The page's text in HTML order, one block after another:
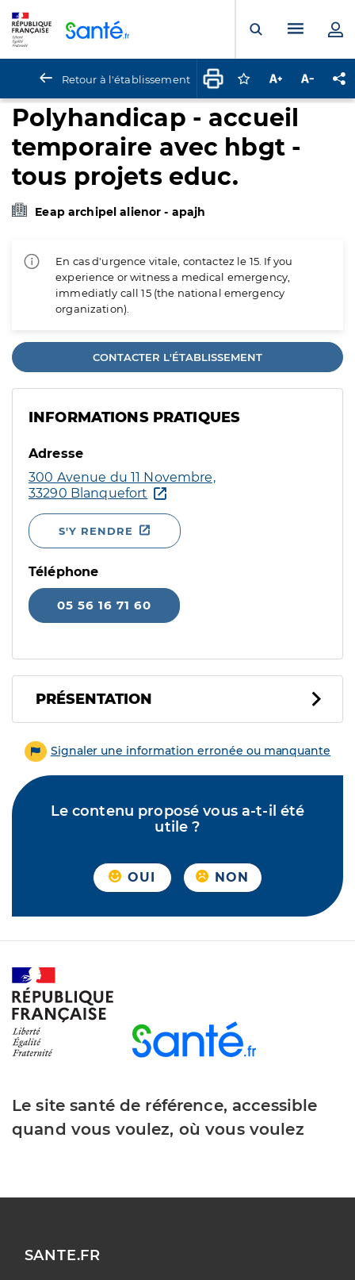
Ouvrir laMenu
Retour à l'établissement Connectez-vous
Augmenter la
Polyhandicap - accueil
temporaire avec hbgt -
tous projets educ.
Eeap archipel alienor - apajh
En cas d'urgence vitale, contactez le 15. If you
experience or witness a medical emergency,
immediatly call 15 (the national emergency
organization).
CONTACTER L'ÉTABLISSEMENT
INFORMATIONS PRATIQUES
Adresse
300 Avenue du 11 Novembre,
33290 Blanquefort
S'Y RENDRE
Téléphone
05 56 16 71 60
PRÉSENTATION
Signaler une information erronée ou manquante
Le contenu proposé vous a-t-il été
utile ?
OUI NON
Le site santé de référence, accessible
quand vous voulez, où vous voulez
SANTE.FR